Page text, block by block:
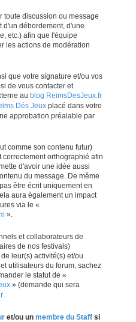
toute discussion ou message
d'un débordement, d'une
etc.) afin que l'équipe
les actions de modération
que votre signature et/ou vos
de vous contacter et
au blog ReimsDesJeux.fr
Dés Jeux placé dans votre
approbation préalable par
comme son contenu futur)
orthographié afin
d'avoir une idée aussi
du message. De même
être écrit uniquement en
aura également un impact
via le «
».
et collaborateurs de
de nos festivals)
leur(s) activité(s) et/ou
utilisateurs du forum, sachez
le statut de «
» (demande qui sera
et/ou un membre du Staff si